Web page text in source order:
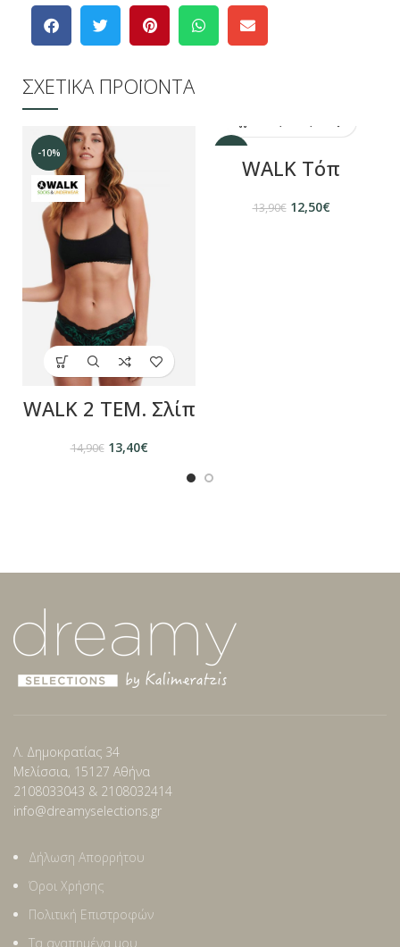
ΣΧΕΤΙΚΑ ΠΡΟΪΟΝΤΑ
-10%
WALK 2 ΤΕΜ. Σλίπ
14,90€ 13,40€
WALK Τόπ
13,90€ 12,50€
Λ. Δημοκρατίας 34
Μελίσσια, 15127 Αθήνα
2108033043 & 2108032414
info@dreamyselections.gr
Δήλωση Απορρήτου
Όροι Χρήσης
Πολιτική Επιστροφών
Τα αγαπημένα μου